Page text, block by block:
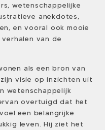
wetenschappelijke
anekdotes,
en vooral ook mooie
van de
als een bron van
visie op inzichten uit
wetenschappelijk
overtuigd dat het
een belangrijke
leven. Hij ziet het